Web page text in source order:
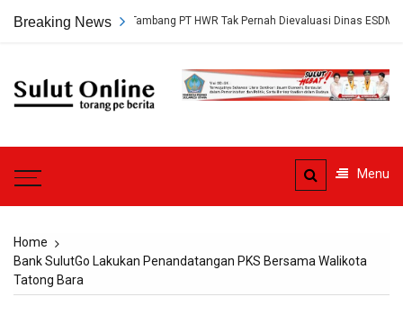
Breaking News
Persetujuan Tambang PT HWR Tak Pernah Dievaluasi Dinas ESDM
Sulut
Menu
Home
Bank SulutGo Lakukan Penandatangan PKS Bersama Walikota
Tatong Bara